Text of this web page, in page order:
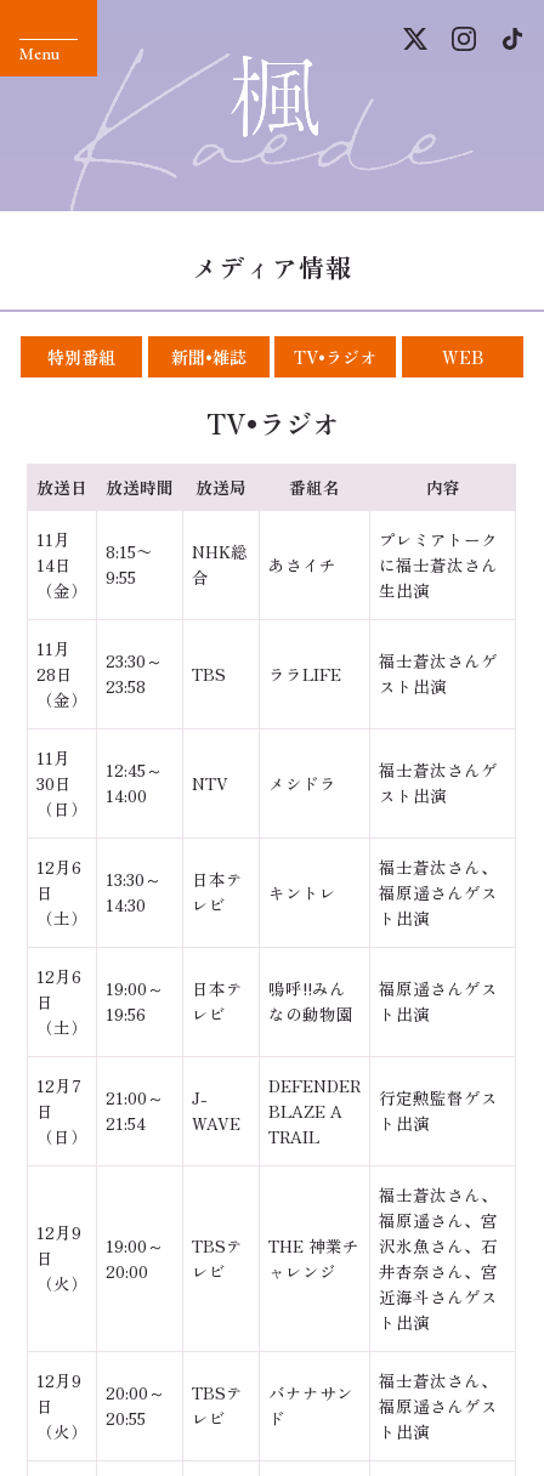
メディア情報
特別番組 新聞•雑誌 TV•ラジオ WEB
TV•ラジオ
放送日 放送時間 放送局 番組名 内容
11月
14日
（金）
8:15〜
9:55
NHK総
合
あさイチ
プレミアトーク
に福士蒼汰さん
生出演
11月
28日
（金）
23:30～
23:58
TBS ララLIFE
福士蒼汰さんゲ
スト出演
11月
30日
（日）
12:45～
14:00
NTV メシドラ
福士蒼汰さんゲ
スト出演
12月6
日
（土）
13:30～
14:30
日本テ
レビ
キントレ
福士蒼汰さん、
福原遥さんゲス
ト出演
12月6
日
（土）
19:00～
19:56
日本テ
レビ
嗚呼!!みん
なの動物園
福原遥さんゲス
ト出演
12月7
日
（日）
21:00～
21:54
J-
WAVE
DEFENDER
BLAZE A
TRAIL
行定勲監督ゲス
ト出演
12月9
日
（火）
19:00～
20:00
TBSテ
レビ
THE 神業チ
ャレンジ
福士蒼汰さん、
福原遥さん、宮
沢氷魚さん、石
井杏奈さん、宮
近海斗さんゲス
ト出演
12月9
日
（火）
20:00～
20:55
TBSテ
レビ
バナナサン
ド
福士蒼汰さん、
福原遥さんゲス
ト出演